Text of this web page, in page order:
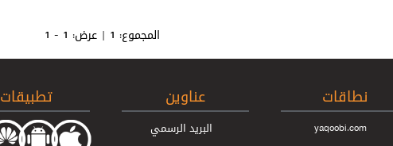
المجموع: 1 | عرض: 1 - 1
نطاقات
yaqoobi.com
عناوين
البريد الرسمي
تطبيقات